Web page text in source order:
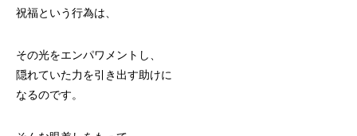
祝福という行為は、
その光をエンパワメントし、
隠れていた力を引き出す助けに
なるのです。